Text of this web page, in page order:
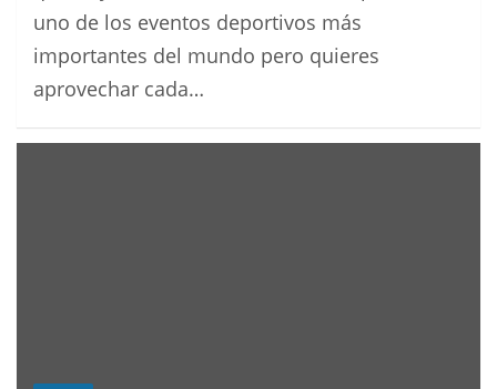
uno de los eventos deportivos más
importantes del mundo pero quieres
aprovechar cada…